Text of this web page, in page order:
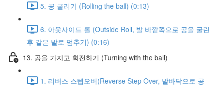
5. 공 굴리기 (Rolling the ball) (0:13)
6. 아웃사이드 롤 (Outside Roll, 발 바깥쪽으로 공을 굴린
후 같은 발로 멈추기) (0:16)
13. 공을 가지고 회전하기 (Turning with the ball)
1. 리버스 스텝오버(Reverse Step Over, 발바닥으로 공